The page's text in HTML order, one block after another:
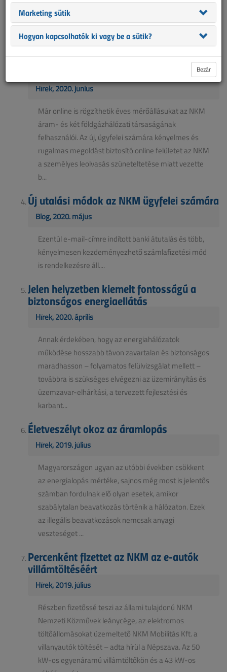
megszokottra, ennek első lépéseként az elosztó
társaságok újrakezdik a villamosenergia- és földgáz
fogyasztásmérők személyes leolvasását....
Az NKM ügyfelei online is diktálhatják éves
Hírek, 2020. június
Már online is rögzíthetik éves mérőállásukat az NKM
áram- és két földgázhálózati társaságának
felhasználói. Az új, ügyfelei számára kényelmes és
rugalmas megoldást biztosító online felületet az NKM
a személyes leolvasás szüneteltetése miatt vezette
b...
Új utalási módok az NKM ügyfelei számára
Blog, 2020. május
Ezentúl e-mail-címre indított banki átutalás és több,
kényelmesen kezdeményezhető számlafizetési mód
is rendelkezésre áll....
Jelen helyzetben kiemelt fontosságú a
biztonságos energiaellátás
Hírek, 2020. április
Annak érdekében, hogy az energiahálózatok
működése hosszabb távon zavartalan és biztonságos
maradhasson – folyamatos felülvizsgálat mellett –
továbbra is szükséges elvégezni az üzemirányítás és
üzemzavar-elhárítási, a tervezett fejlesztési és
karbant...
Életveszélyt okoz az áramlopás
Hírek, 2019. július
Magyarországon ugyan az utóbbi években csökkent
az energialopás mértéke, sajnos még most is jelentős
számban fordulnak elő olyan esetek, amikor
szabálytalan beavatkozás történik a hálózaton. Ezek
az illegális beavatkozások nemcsak anyagi
veszteséget ...
Percenként fizettet az NKM az e-autók
villámtöltéséért
Hírek, 2019. július
Részben fizetőssé teszi az állami tulajdonú NKM
Nemzeti Közművek leánycége, az elektromos
töltőállomásokat üzemeltető NKM Mobilitás Kft. a
villanyautók töltését – adta hírül a Népszava. Az 50
kW-os egyenáramú villámtöltőkön és a 43 kW-os
Marketing sütik
Hogyan kapcsolhatók ki vagy be a sütik?
Bezár